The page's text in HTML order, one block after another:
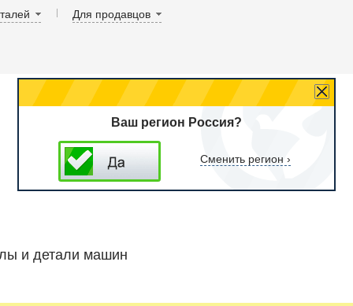
Для продавцов
Ваш регион Россия?
Сменить регион ›
и детали машин